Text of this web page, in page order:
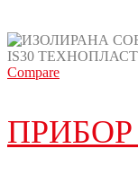
Compare